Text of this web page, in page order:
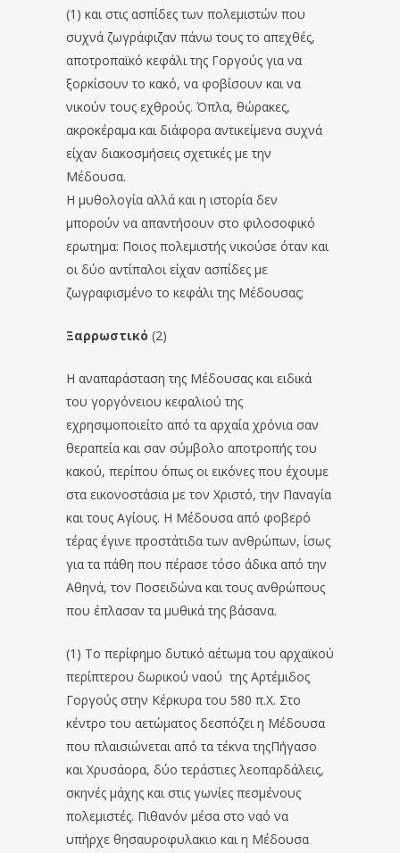
(1) και στις ασπίδες των πολεμιστών που
συχνά ζωγράφιζαν πάνω τους το απεχθές,
αποτροπαϊκό κεφάλι της Γοργούς για να
ξορκίσουν το κακό, να φοβίσουν και να
νικούν τους εχθρούς. Όπλα, θώρακες,
ακροκέραμα και διάφορα αντικείμενα συχνά
είχαν διακοσμήσεις σχετικές με την
Μέδουσα.
Η μυθολογία αλλά και η ιστορία δεν
μπορούν να απαντήσουν στο φιλοσοφικό
ερωτημα: Ποιος πολεμιστής νικούσε όταν και
οι δύο αντίπαλοι είχαν ασπίδες με
ζωγραφισμένο το κεφάλι της Μέδουσας;
Ξαρρωστικό (2)
Η αναπαράσταση της Μέδουσας και ειδικά
του γοργόνειου κεφαλιού της
εχρησιμοποιείτο από τα αρχαία χρόνια σαν
θεραπεία και σαν σύμβολο αποτροπής του
κακού, περίπου όπως οι εικόνες που έχουμε
στα εικονοστάσια με τον Χριστό, την Παναγία
και τους Αγίους. Η Μέδουσα από φοβερό
τέρας έγινε προστάτιδα των ανθρώπων, ίσως
για τα πάθη που πέρασε τόσο άδικα από την
Αθηνά, τον Ποσειδώνα και τους ανθρώπους
που έπλασαν τα μυθικά της βάσανα.
(1) Το περίφημο δυτικό αέτωμα του αρχαϊκού
περίπτερου δωρικού ναού της Αρτέμιδος
Γοργούς στην Κέρκυρα του 580 π.Χ. Στο
κέντρο του αετώματος δεσπόζει η Μέδουσα
που πλαισιώνεται από τα τέκνα τηςΠήγασο
και Χρυσάορα, δύο τεράστιες λεοπαρδάλεις,
σκηνές μάχης και στις γωνίες πεσμένους
πολεμιστές. Πιθανόν μέσα στο ναό να
υπήρχε θησαυροφυλακιο και η Μέδουσα